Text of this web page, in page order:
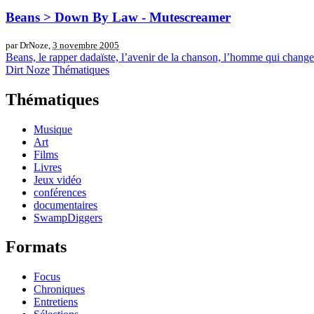
Beans > Down By Law - Mutescreamer
par DrNoze, 3 novembre 2005
Beans, le rapper dadaïste, l’avenir de la chanson, l’homme qui
Dirt Noze Thématiques
Thématiques
Musique
Art
Films
Livres
Jeux vidéo
conférences
documentaires
SwampDiggers
Formats
Focus
Chroniques
Entretiens